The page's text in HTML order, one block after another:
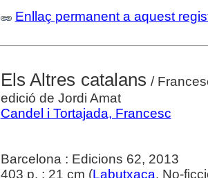
Enllaç permanent a aquest
Els Altres catalans /
edició de Jordi Amat
Candel i Tortajada, Francesc
Barcelona : Edicions 62, 2013
403 p. ; 21 cm (Labutxaca. No-